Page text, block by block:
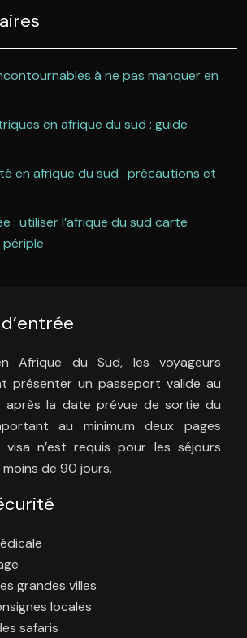
à ne pas manquer en
en afrique du sud : guide
en afrique du sud : précautions et
: utiliser l’afrique du sud carte
Afrique du Sud, les voyageurs
présenter un passeport valide au
après la date prévue de sortie du
au minimum deux pages
visa n’est requis pour les séjours
de 90 jours.
grandes villes
locales
safaris